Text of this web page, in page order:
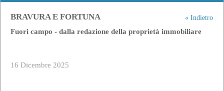
BRAVURA E FORTUNA
Fuori campo - dalla redazione della proprietà immobiliare
« Indietro
16 Dicembre 2025